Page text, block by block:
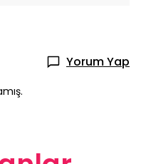
Yorum Yap